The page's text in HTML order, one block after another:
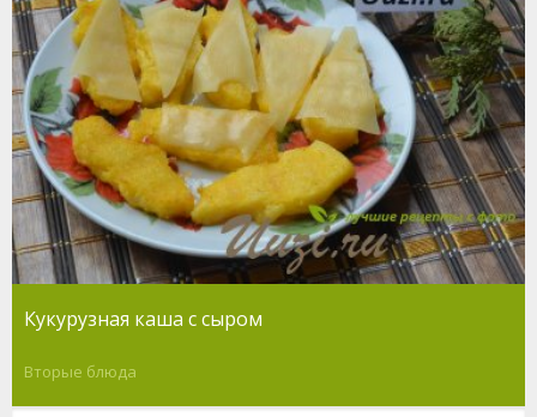
Кукурузная каша с сыром
Вторые блюда